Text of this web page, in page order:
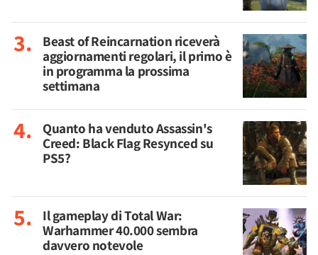
Beast of Reincarnation riceverà
aggiornamenti regolari, il primo è
in programma la prossima
settimana
Quanto ha venduto Assassin's
Creed: Black Flag Resynced su
PS5?
Il gameplay di Total War:
Warhammer 40.000 sembra
davvero notevole